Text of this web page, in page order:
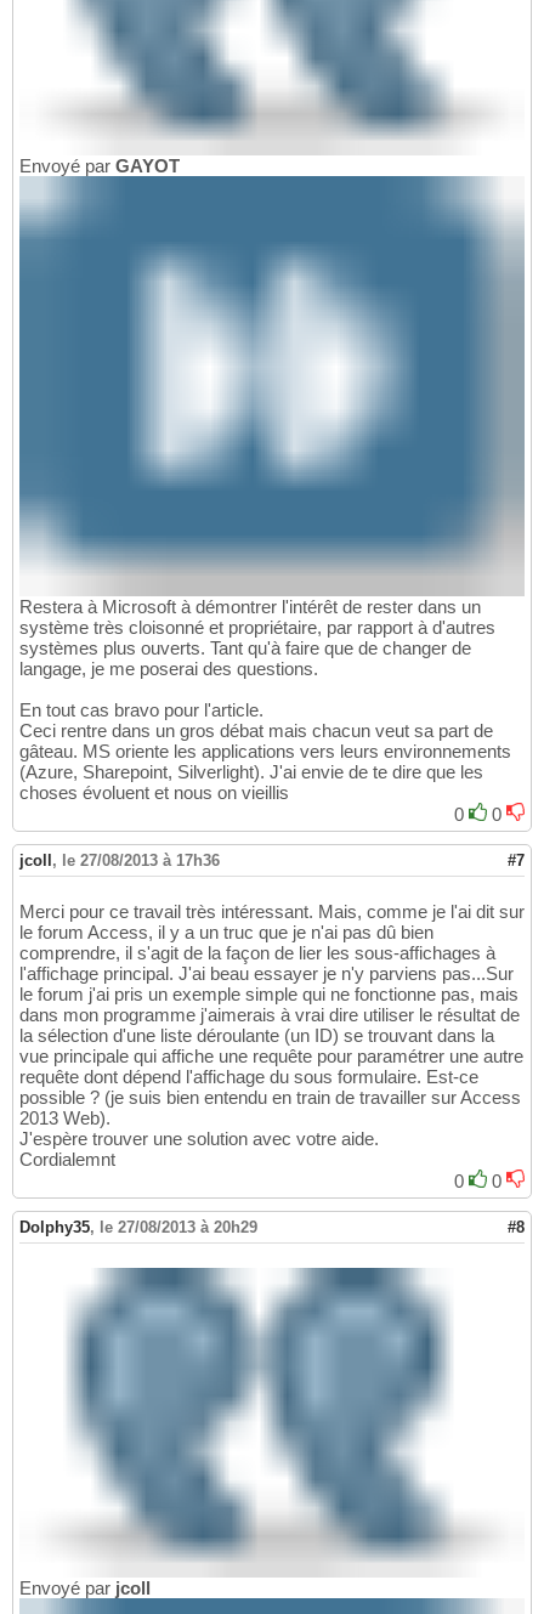
Envoyé par GAYOT
Restera à Microsoft à démontrer l'intérêt de rester dans un
système très cloisonné et propriétaire, par rapport à d'autres
systèmes plus ouverts. Tant qu'à faire que de changer de
langage, je me poserai des questions.
En tout cas bravo pour l'article.
Ceci rentre dans un gros débat mais chacun veut sa part de
gâteau. MS oriente les applications vers leurs environnements
(Azure, Sharepoint, Silverlight). J'ai envie de te dire que les
choses évoluent et nous on vieillis
0
0
jcoll , le 27/08/2013 à 17h36 #7
Merci pour ce travail très intéressant. Mais, comme je l'ai dit sur
le forum Access, il y a un truc que je n'ai pas dû bien
comprendre, il s'agit de la façon de lier les sous-affichages à
l'affichage principal. J'ai beau essayer je n'y parviens pas...Sur
le forum j'ai pris un exemple simple qui ne fonctionne pas, mais
dans mon programme j'aimerais à vrai dire utiliser le résultat de
la sélection d'une liste déroulante (un ID) se trouvant dans la
vue principale qui affiche une requête pour paramétrer une autre
requête dont dépend l'affichage du sous formulaire. Est-ce
possible ? (je suis bien entendu en train de travailler sur Access
2013 Web).
J'espère trouver une solution avec votre aide.
Cordialemnt
0
0
Dolphy35, le 27/08/2013 à 20h29 #8
Envoyé par jcoll